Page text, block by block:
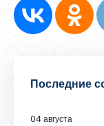
Последние
04 августа